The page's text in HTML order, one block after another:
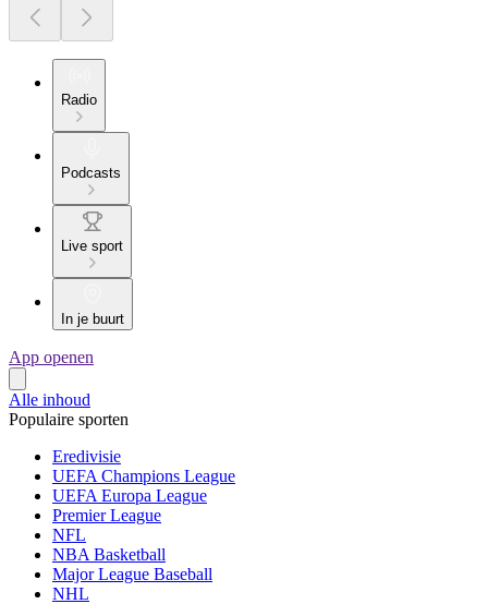
Radio
Podcasts
Live sport
In je buurt
App openen
Alle inhoud
Populaire sporten
Eredivisie
UEFA Champions League
UEFA Europa League
Premier League
NFL
NBA Basketball
Major League Baseball
NHL